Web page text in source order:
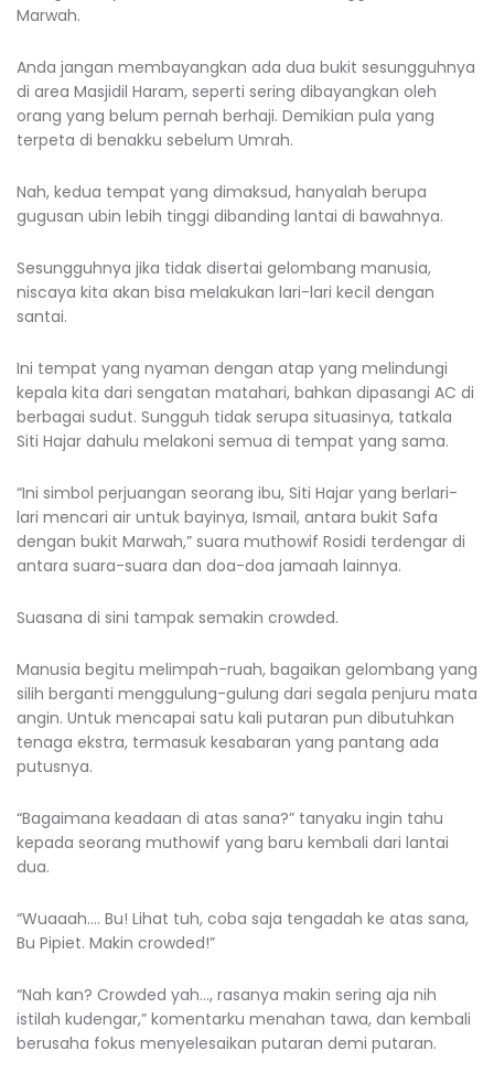
Marwah.
Anda jangan membayangkan ada dua bukit sesungguhnya
di area Masjidil Haram, seperti sering dibayangkan oleh
orang yang belum pernah berhaji. Demikian pula yang
terpeta di benakku sebelum Umrah.
Nah, kedua tempat yang dimaksud, hanyalah berupa
gugusan ubin lebih tinggi dibanding lantai di bawahnya.
Sesungguhnya jika tidak disertai gelombang manusia,
niscaya kita akan bisa melakukan lari-lari kecil dengan
santai.
Ini tempat yang nyaman dengan atap yang melindungi
kepala kita dari sengatan matahari, bahkan dipasangi AC di
berbagai sudut. Sungguh tidak serupa situasinya, tatkala
Siti Hajar dahulu melakoni semua di tempat yang sama.
“Ini simbol perjuangan seorang ibu, Siti Hajar yang berlari-
lari mencari air untuk bayinya, Ismail, antara bukit Safa
dengan bukit Marwah,” suara muthowif Rosidi terdengar di
antara suara-suara dan doa-doa jamaah lainnya.
Suasana di sini tampak semakin crowded.
Manusia begitu melimpah-ruah, bagaikan gelombang yang
silih berganti menggulung-gulung dari segala penjuru mata
angin. Untuk mencapai satu kali putaran pun dibutuhkan
tenaga ekstra, termasuk kesabaran yang pantang ada
putusnya.
“Bagaimana keadaan di atas sana?” tanyaku ingin tahu
kepada seorang muthowif yang baru kembali dari lantai
dua.
“Wuaaah…. Bu! Lihat tuh, coba saja tengadah ke atas sana,
Bu Pipiet. Makin crowded!”
“Nah kan? Crowded yah…, rasanya makin sering aja nih
istilah kudengar,” komentarku menahan tawa, dan kembali
berusaha fokus menyelesaikan putaran demi putaran.